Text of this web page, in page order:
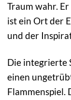
Traum wahr.
ist ein Ort der
und der
Die integrierte
einen
Flammenspiel.